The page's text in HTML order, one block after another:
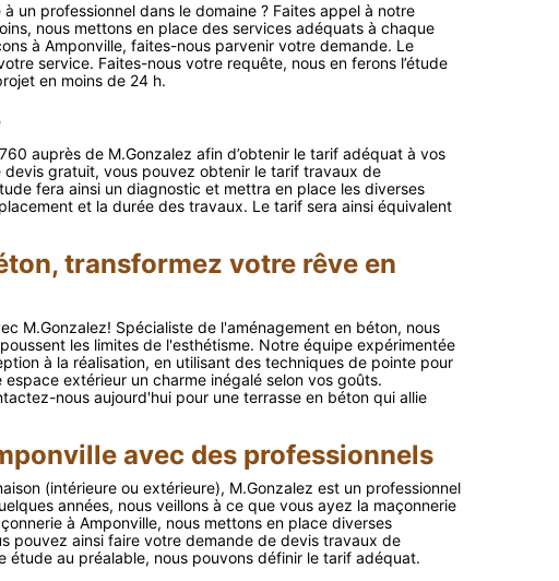
un professionnel dans le domaine ? Faites appel à notre
nous mettons en place des services adéquats à chaque
à Amponville, faites-nous parvenir votre demande. Le
service. Faites-nous votre requête, nous en ferons l’étude
en moins de 24 h.
auprès de M.Gonzalez afin d’obtenir le tarif adéquat à vos
gratuit, vous pouvez obtenir le tarif travaux de
fera ainsi un diagnostic et mettra en place les diverses
et la durée des travaux. Le tarif sera ainsi équivalent
transformez votre rêve en
M.Gonzalez! Spécialiste de l'aménagement en béton, nous
les limites de l'esthétisme. Notre équipe expérimentée
à la réalisation, en utilisant des techniques de pointe pour
extérieur un charme inégalé selon vos goûts.
nous aujourd'hui pour une terrasse en béton qui allie
avec des professionnels
(intérieure ou extérieure), M.Gonzalez est un professionnel
années, nous veillons à ce que vous ayez la maçonnerie
à Amponville, nous mettons en place diverses
pouvez ainsi faire votre demande de devis travaux de
étude au préalable, nous pouvons définir le tarif adéquat.